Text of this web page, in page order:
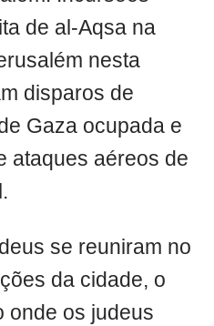
de al-Aqsa na
nesta
disparos de
Gaza ocupada e
ataques aéreos de
se reuniram no
da cidade, o
onde os judeus